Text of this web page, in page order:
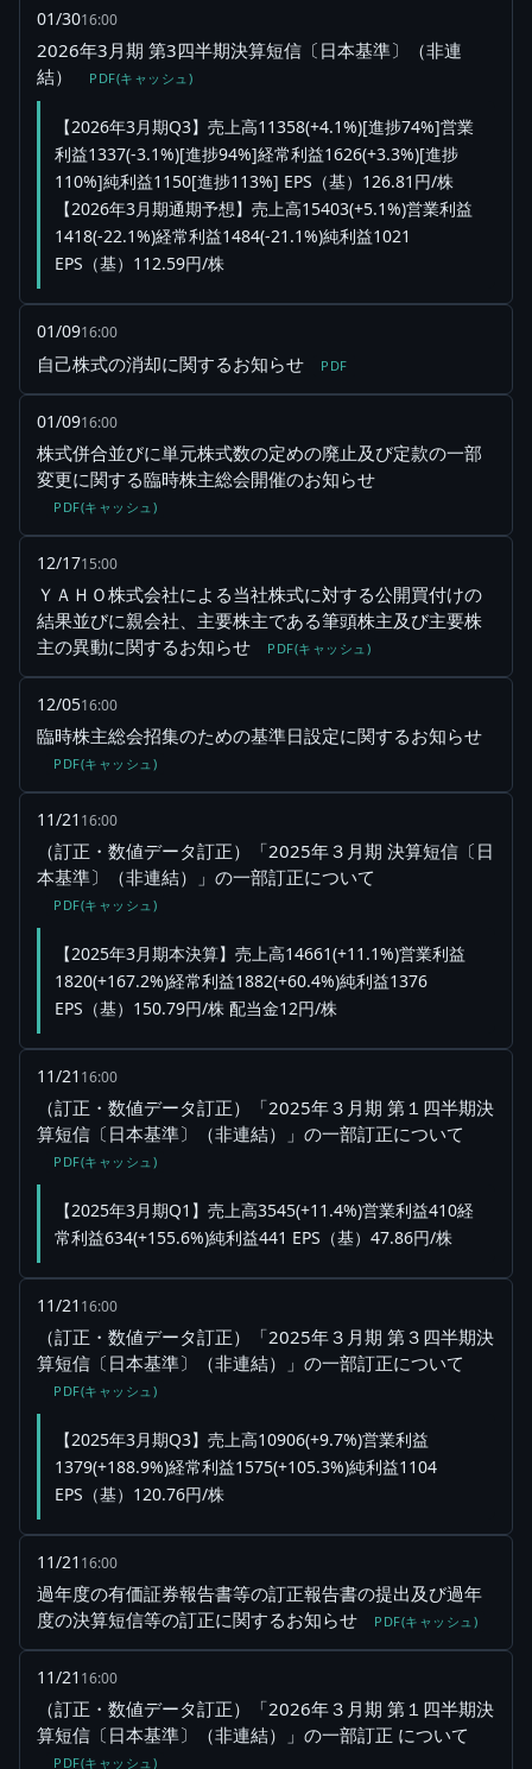
01/3016:00
2026年3月期 第3四半期決算短信〔日本基準〕（非連
結）
PDF(キャッシュ)
【2026年3月期Q3】売上高11358(+4.1%)[進捗74%]営業
利益1337(-3.1%)[進捗94%]経常利益1626(+3.3%)[進捗
110%]純利益1150[進捗113%] EPS（基）126.81円/株
【2026年3月期通期予想】売上高15403(+5.1%)営業利益
1418(-22.1%)経常利益1484(-21.1%)純利益1021
EPS（基）112.59円/株
01/0916:00
自己株式の消却に関するお知らせ PDF
01/0916:00
株式併合並びに単元株式数の定めの廃止及び定款の一部
変更に関する臨時株主総会開催のお知らせ
PDF(キャッシュ)
12/1715:00
ＹＡＨＯ株式会社による当社株式に対する公開買付けの
結果並びに親会社、主要株主である筆頭株主及び主要株
主の異動に関するお知らせ
PDF(キャッシュ)
12/0516:00
臨時株主総会招集のための基準日設定に関するお知らせ
PDF(キャッシュ)
11/21 16:00
（訂正・数値データ訂正）「2025年３月期 決算短信〔日
本基準〕（非連結）」の一部訂正について
PDF(キャッシュ)
【2025年3月期本決算】売上高14661(+11.1%)営業利益
1820(+167.2%)経常利益1882(+60.4%)純利益1376
EPS（基）150.79円/株 配当金12円/株
11/21 16:00
（訂正・数値データ訂正）「2025年３月期 第１四半期決
算短信〔日本基準〕（非連結）」の一部訂正について
PDF(キャッシュ)
【2025年3月期Q1】売上高3545(+11.4%)営業利益410経
常利益634(+155.6%)純利益441 EPS（基）47.86円/株
11/21 16:00
（訂正・数値データ訂正）「2025年３月期 第３四半期決
算短信〔日本基準〕（非連結）」の一部訂正について
PDF(キャッシュ)
【2025年3月期Q3】売上高10906(+9.7%)営業利益
1379(+188.9%)経常利益1575(+105.3%)純利益1104
EPS（基）120.76円/株
11/21 16:00
過年度の有価証券報告書等の訂正報告書の提出及び過年
度の決算短信等の訂正に関するお知らせ
PDF(キャッシュ)
11/21 16:00
（訂正・数値データ訂正）「2026年３月期 第１四半期決
算短信〔日本基準〕（非連結）」の一部訂正 について
PDF(キャッシュ)